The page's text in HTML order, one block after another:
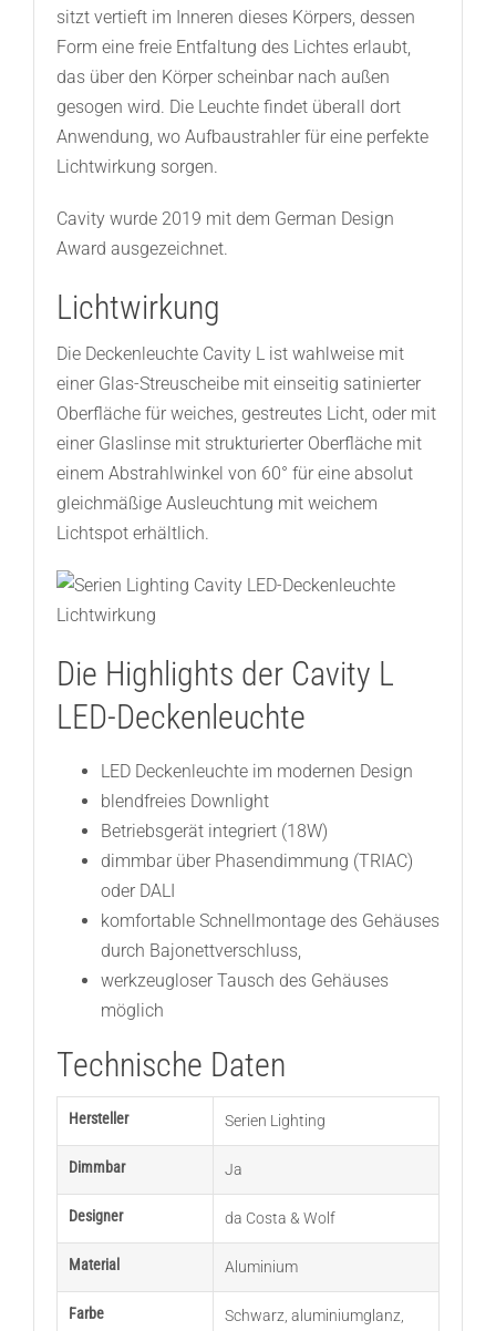
sitzt vertieft im Inneren dieses Körpers, dessen
Form eine freie Entfaltung des Lichtes erlaubt,
das über den Körper scheinbar nach außen
gesogen wird. Die Leuchte findet überall dort
Anwendung, wo Aufbaustrahler für eine perfekte
Lichtwirkung sorgen.
Cavity wurde 2019 mit dem German Design
Award ausgezeichnet.
Lichtwirkung
Die Deckenleuchte Cavity L ist wahlweise mit
einer Glas-Streuscheibe mit einseitig satinierter
Oberfläche für weiches, gestreutes Licht, oder mit
einer Glaslinse mit strukturierter Oberfläche mit
einem Abstrahlwinkel von 60° für eine absolut
gleichmäßige Ausleuchtung mit weichem
Lichtspot erhältlich.
Die Highlights der Cavity L
LED-Deckenleuchte
LED Deckenleuchte im modernen Design
blendfreies Downlight
Betriebsgerät integriert (18W)
dimmbar über Phasendimmung (TRIAC)
oder DALI
komfortable Schnellmontage des Gehäuses
durch Bajonettverschluss,
werkzeugloser Tausch des Gehäuses
möglich
Technische Daten
Hersteller Serien Lighting
Dimmbar Ja
Designer da Costa & Wolf
Material Aluminium
Farbe Schwarz aluminiumglanz